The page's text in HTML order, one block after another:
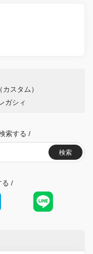
スタム）
ガシィ
索する /
検索
/